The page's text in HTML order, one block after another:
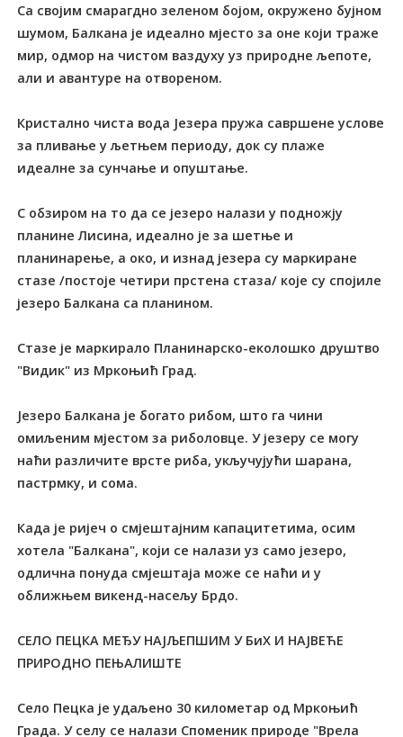
Са својим смарагдно зеленом бојом, окружено бујном
шумом, Балкана је идеално мјесто за оне који траже
мир, одмор на чистом ваздуху уз природне љепоте,
али и авантуре на отвореном.
Кристално чиста вода Језера пружа савршене услове
за пливање у љетњем периоду, док су плаже
идеалне за сунчање и опуштање.
С обзиром на то да се језеро налази у подножју
планине Лисина, идеално је за шетње и
планинарење, а око, и изнад језера су маркиране
стазе /постоје четири прстена стаза/ које су спојиле
језеро Балкана са планином.
Стазе је маркирало Планинарско-еколошко друштво
"Видик" из Мркоњић Град.
Језеро Балкана је богато рибом, што га чини
омиљеним мјестом за риболовце. У језеру се могу
наћи различите врсте риба, укључујући шарана,
пастрмку, и сома.
Када је ријеч о смјештајним капацитетима, осим
хотела "Балкана", који се налази уз само језеро,
одлична понуда смјештаја може се наћи и у
оближњем викенд-насељу Брдо.
СЕЛО ПЕЦКА МЕЂУ НАЈЉЕПШИМ У БиХ И НАЈВЕЋЕ
ПРИРОДНО ПЕЊАЛИШТЕ
Село Пецка је удаљено 30 километар од Мркоњић
Града. У селу се налази Споменик природе "Врела